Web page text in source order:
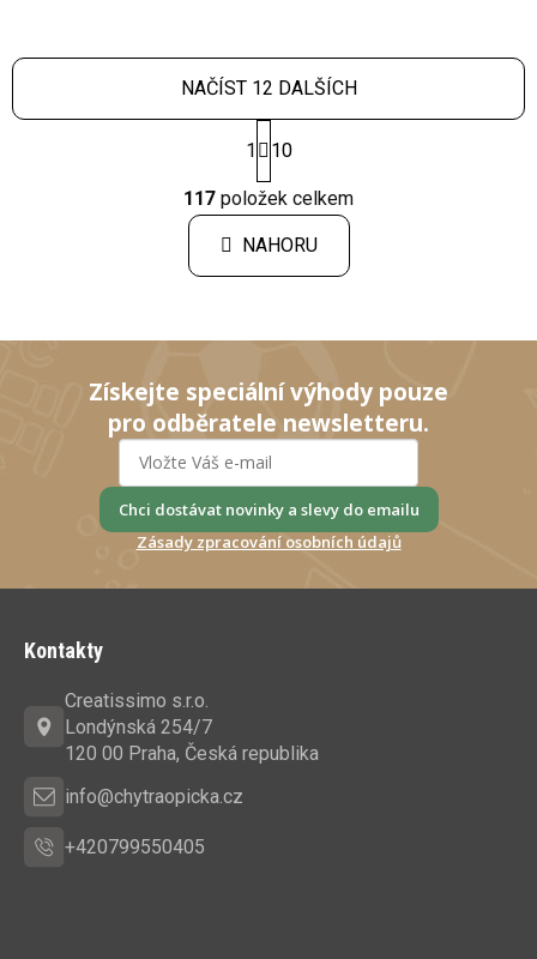
O
v
l
á
d
c
p
r
v
k
y
v
ý
NAČÍST 12 DALŠÍCH
S
t
r
á
n
k
n
1 10
117 položek celkem
NAHORU
Získejte speciální výhody pouze
pro odběratele newsletteru.
Chci dostávat novinky a slevy do emailu
Zásady zpracování osobních údajů
Kontakty
Creatissimo s.r.o.
Londýnská 254/7
120 00 Praha, Česká republika
info@chytraopicka.cz
+420799550405